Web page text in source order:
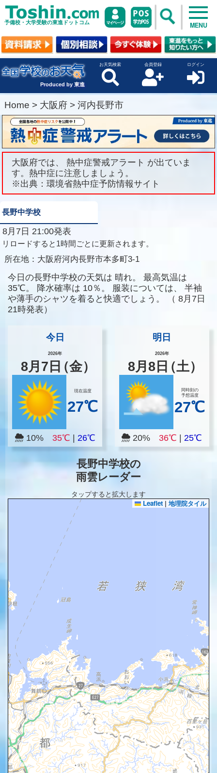
予備校・大学受験の東進ドットコム MENU
Produced by 東進
お天気検索 会員登録 ログイン
Home > 大阪府 > 河内長野市
大阪府では、 熱中症警戒アラート が出ていま
す。熱中症に注意しましょう。
※出典：環境省熱中症予防情報サイト
長野中学校
8月7日 21:00発表
リロードすると1時間ごとに更新されます。
所在地： 大阪府河内長野市本多町3-1
今日の長野中学校の天気は 晴れ。
最高気温は
35℃。
降水確率は 10％。 服装については、
半袖
や薄手のシャツを着ると快適でしょう。
（ 8月7日
21時発表）
今日
2026年
8月 7 日（金）
現在温度
27℃
10% 35℃ 26℃
明日
2026年
8月8 日（土）
同時刻の
予想温度
27℃
20%36℃ |25℃
長野中学校の
雨雲レーダー
タップすると拡大します
Leaflet | 地理院タイル